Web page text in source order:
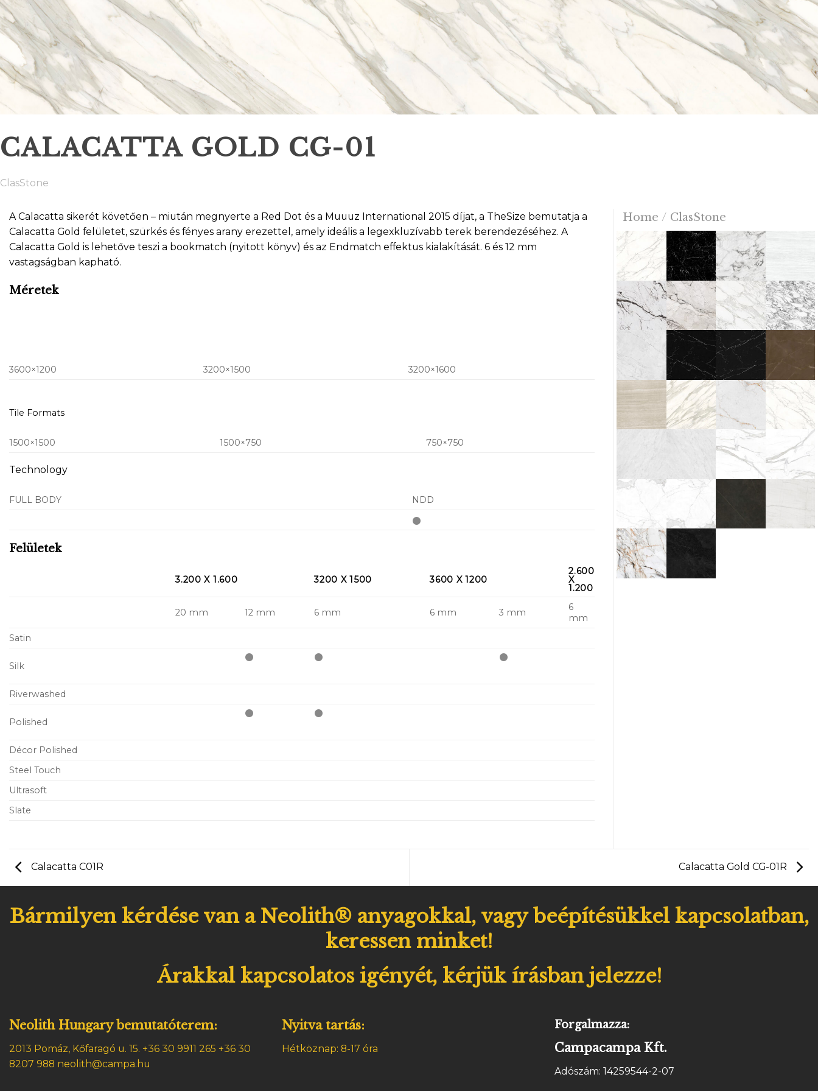
CALACATTA GOLD CG-01
ClasStone
Home / ClasStone
A Calacatta sikerét követően – miután megnyerte a Red Dot és a Muuuz International 2015 díjat, a TheSize bemutatja a
Calacatta Gold felületet, szürkés és fényes arany erezettel, amely ideális a legexkluzívabb terek berendezéséhez. A
Calacatta Gold is lehetőve teszi a bookmatch (nyitott könyv) és az Endmatch effektus kialakítását. 6 és 12 mm
vastagságban kapható.
Méretek
3600×1200 3200×1500 3200×1600
Tile Formats
1500×1500 1500×750 750×750
Technology
FULL BODY NDD
Felületek
3.200 X 1.600 3200 X 1500 3600 X 1200
2.600
X
1.200
20 mm 12 mm 6 mm 6 mm 3 mm
6
mm
Satin
Silk
Riverwashed
Polished
Décor Polished
Steel Touch
Ultrasoft
Slate
Calacatta C01R Calacatta Gold CG-01R
Bármilyen kérdése van a Neolith® anyagokkal, vagy beépítésükkel kapcsolatban,
keressen minket!
Árakkal kapcsolatos igényét, kérjük írásban jelezze!
Neolith Hungary bemutatóterem:
2013 Pomáz, Kőfaragó u. 15. +36 30 9911 265 +36 30
8207 988 neolith@campa.hu
Nyitva tartás:
Hétköznap: 8-17 óra
Forgalmazza:
Campacampa Kft.
Adószám: 14259544-2-07